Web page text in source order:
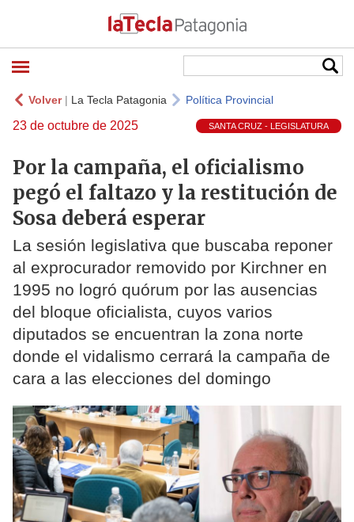
Volver| La Tecla Patagonia Política Provincial
23 de octubre de 2025 SANTA CRUZ - LEGISLATURA
Por la campaña, el oficialismo
pegó el faltazo y la restitución de
Sosa deberá esperar
La sesión legislativa que buscaba reponer
al exprocurador removido por Kirchner en
1995 no logró quórum por las ausencias
del bloque oficialista, cuyos varios
diputados se encuentran la zona norte
donde el vidalismo cerrará la campaña de
cara a las elecciones del domingo